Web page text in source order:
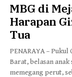
MBG di
Harapan
Tua
PENARAYA – Pukul
Barat, belasan
memegang perut,